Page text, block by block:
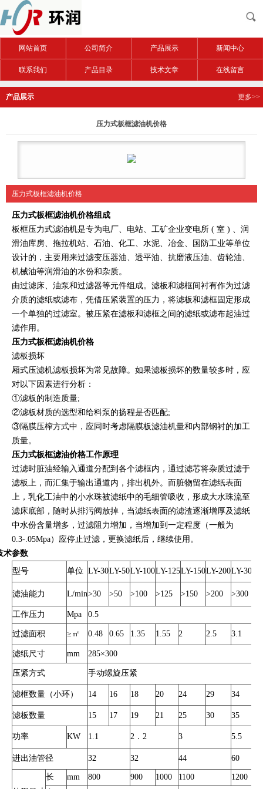
网站首页 公司简介 产品展示 新闻中心
联系我们 产品目录 技术文章 在线留言
产品展示 更多>>
压力式板框滤油机价格
压力式板框滤油机价格
压力式板框滤油机价格组成
板框压力式滤油机是专为电厂、电站、工矿企业变电所 ( 室 ) 、润
滑油库房、拖拉机站、石油、化工、水泥、冶金、国防工业等单位
设计的，主要用来过滤变压器油、透平油、抗磨液压油、齿轮油、
机械油等润滑油的水份和杂质。
由过滤床、油泵和过滤器等元件组成。滤板和滤框间衬有作为过滤
介质的滤纸或滤布，凭借压紧装置的压力，将滤板和滤框固定形成
一个单独的过滤室。被压紧在滤板和滤框之间的滤纸或滤布起油过
滤作用。
压力式板框滤油机价格
滤板损坏
厢式压滤机滤板损坏为常见故障。如果滤板损坏的数量较多时，应
对以下因素进行分析：
①滤板的制造质量;
②滤板材质的选型和给料泵的扬程是否匹配;
③隔膜压榨方式中，应同时考虑隔膜板滤油机量和内部钢衬的加工
质量。
压力式板框滤油价格工作原理
过滤时脏油经输入通道分配到各个滤框内，通过滤芯将杂质过滤于
滤板上，而汇集于输出通道内，排出机外。而脏物留在滤纸表面
上，乳化工油中的小水珠被滤纸中的毛细管吸收，形成大水珠流至
滤床底部，随时从排污阀放掉，当滤纸表面的滤渣逐渐增厚及滤纸
中水份含量增多，过滤阻力增加，当增加到一定程度（一般为
0.3-.05Mpa）应停止过滤，更换滤纸后，继续使用。
术参数
型号
单位 LY-30LY-50LY-100LY-125LY-150LY-200LY-300
滤油能力 L/min>30 >50 >100 >125 >150 >200 >300
工作压力 Mpa 0.5
过滤面积 ≥㎡ 0.48 0.65 1.35 1.55 2 2.5 3.1
滤纸尺寸 mm 285×300
压紧方式 手动螺旋压紧
滤框数量（小环） 14 16 18 20 24 29 34
滤板数量 15 17 19 21 25 30 35
功率 KW 1.1 2．2 3 5.5
进出油管径 32 32 44 60
长 mm 800 900 1000 1100
1200